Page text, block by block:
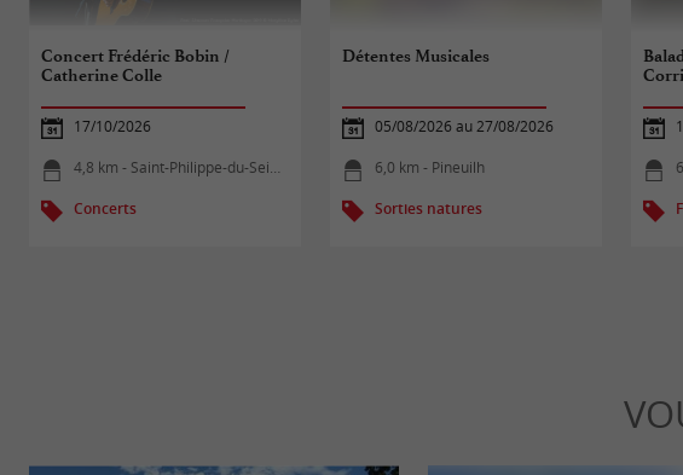
Concert Frédéric Bobin /
Catherine Colle
17/10/2026
4,8 km - Saint-Philippe-du-Seignal
Concerts
Détentes Musicales
05/08/2026 au 27/08/2026
6,0 km - Pineuilh
Sorties natures